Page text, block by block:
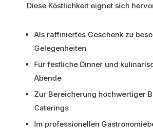
Diese Köstlichkeit eignet sich
Als raffiniertes Geschenk zu
Gelegenheiten
Für festliche Dinner und
Abende
Zur Bereicherung hochwertiger
Caterings
Im professionellen